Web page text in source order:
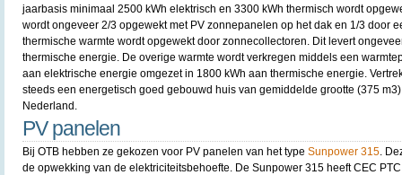
jaarbasis minimaal 2500 kWh elektrisch en 3300 kWh thermisch wordt
wordt ongeveer 2/3 opgewekt met PV zonnepanelen op het dak en 1/3 door
thermische warmte wordt opgewekt door zonnecollectoren. Dit levert
thermische energie. De overige warmte wordt verkregen middels een
aan elektrische energie omgezet in 1800 kWh aan thermische energie.
steeds een energetisch goed gebouwd huis van gemiddelde grootte (375
Nederland.
PV panelen
Bij OTB hebben ze gekozen voor PV panelen van het type Sunpower 315.
de opwekking van de elektriciteitsbehoefte. De Sunpower 315 heeft CEC